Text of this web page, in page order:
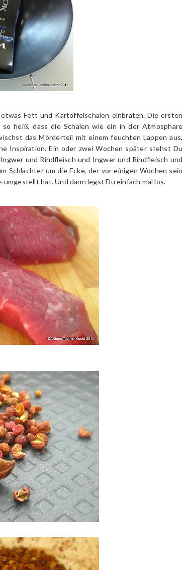
Fett und Kartoffelschalen einbraten. Die ersten
heiß, dass die Schalen wie ein in der Atmosphäre
das Mörderteil mit einem feuchten Lappen aus,
Inspiration. Ein oder zwei Wochen später stehst Du
und Rindfleisch und Ingwer und Rindfleisch und
Schlachter um die Ecke, der vor einigen Wochen sein
umgestellt hat. Und dann legst Du einfach mal los.